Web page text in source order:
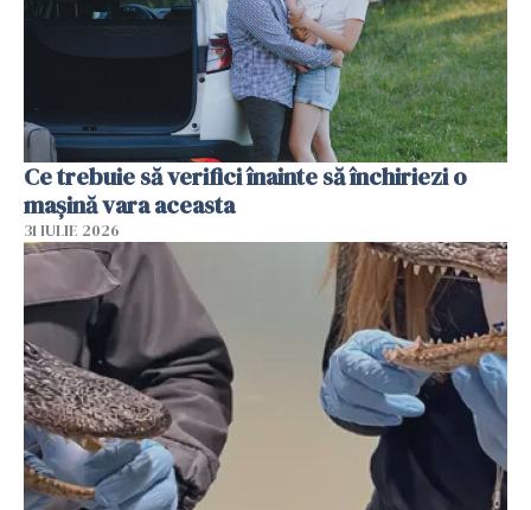
Ce trebuie să verifici înainte să închiriezi o
mașină vara aceasta
31 IULIE 2026